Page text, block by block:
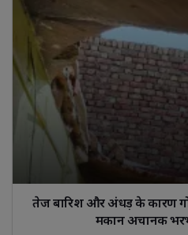
तेज बारिश और अंधड़ के कारण
मकान अचानक